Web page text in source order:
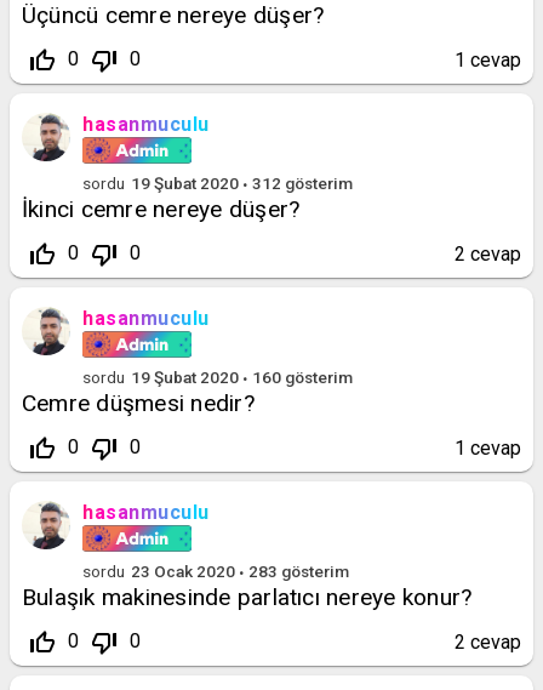
Üçüncü cemre nereye düşer?
thumb_up_off_alt 0 thumb_down_off_alt 0 1 cevap
hasanmuculu
sordu 19 Şubat 2020 312 gösterim
İkinci cemre nereye düşer?
thumb_up_off_alt 0 thumb_down_off_alt 0 2 cevap
hasanmuculu
sordu 19 Şubat 2020 160 gösterim
Cemre düşmesi nedir?
thumb_up_off_alt 0 thumb_down_off_alt 0 1 cevap
hasanmuculu
sordu 23 Ocak 2020 283 gösterim
Bulaşık makinesinde parlatıcı nereye konur?
thumb_up_off_alt 0 thumb_down_off_alt 0 2 cevap